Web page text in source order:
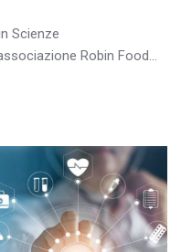
Scienze
Robin Food...